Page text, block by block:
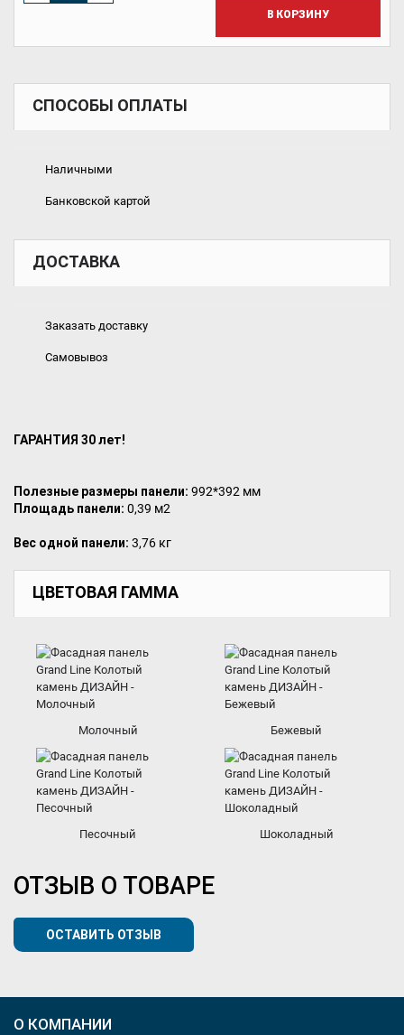
В КОРЗИНУ
СПОСОБЫ ОПЛАТЫ
Наличными
Банковской картой
ДОСТАВКА
Заказать доставку
Самовывоз
ГАРАНТИЯ 30 лет!
Полезные размеры панели: 992*392 мм
Площадь панели: 0,39 м2
Вес одной панели: 3,76 кг
ЦВЕТОВАЯ ГАММА
Молочный Бежевый
Песочный Шоколадный
ОТЗЫВ О ТОВАРЕ
ОСТАВИТЬ ОТЗЫВ
О КОМПАНИИ